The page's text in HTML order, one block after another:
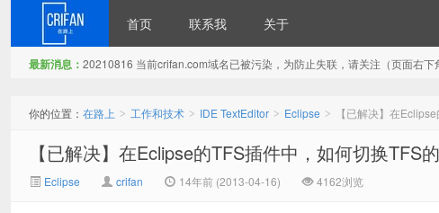
首页 联系我 关于
最新消息： 20210816 当前crifan.com域名已被污染，为防止失联，请关注（页面右下
你的位置： 在路上 > 工作和技术 > IDE TextEditor > Eclipse > 【已解决】在
【已解决】在Eclipse的TFS插件中，如何切换TFS
Eclipse crifan 14年前 (2013-04-16) 4162浏览